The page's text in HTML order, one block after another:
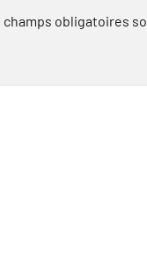
champs obligatoires